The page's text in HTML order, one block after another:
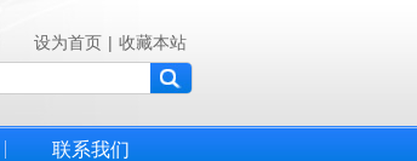
设为首页 | 收藏本站
联系我们